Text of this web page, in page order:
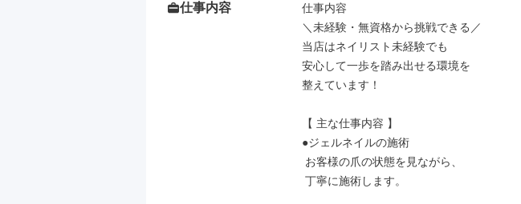
仕事内容
仕事内容
＼未経験・無資格から挑戦できる／
当店はネイリスト未経験でも
安心して一歩を踏み出せる環境を
整えています！
【 主な仕事内容 】
●ジェルネイルの施術